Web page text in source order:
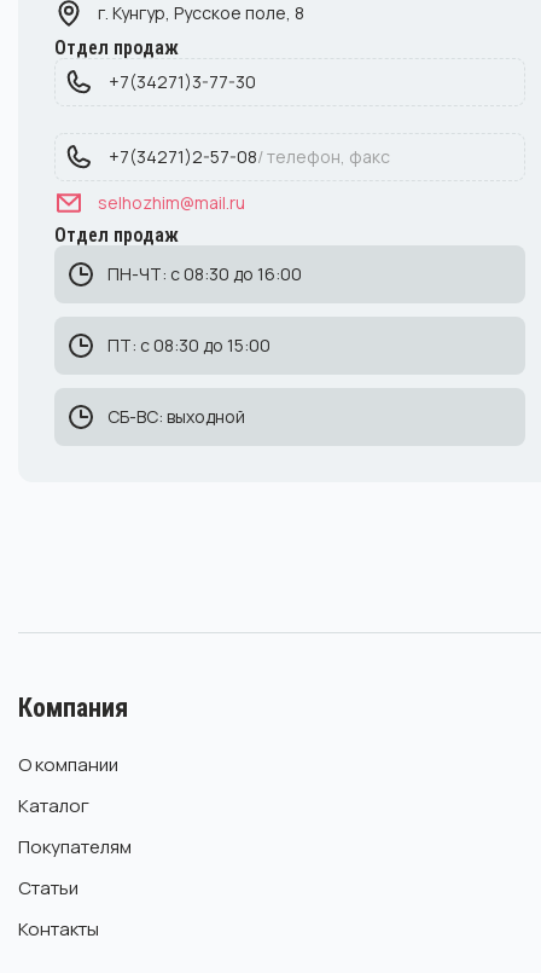
г. Кунгур, Русское поле, 8
Отдел продаж
+7(34271)3-77-30
+7(34271)2-57-08/ телефон, факс
selhozhim@mail.ru
Отдел продаж
ПН-ЧТ: с 08:30 до 16:00
ПТ: с 08:30 до 15:00
СБ-ВС: выходной
Компания
О компании
Каталог
Покупателям
Статьи
Контакты